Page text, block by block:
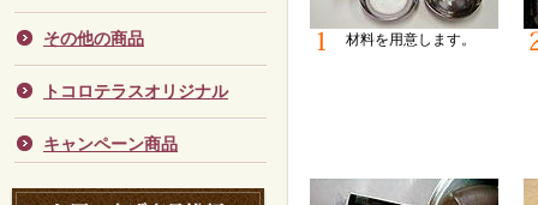
その他の商品
トコロテラスオリジナル
キャンペーン商品
材料を用意します。